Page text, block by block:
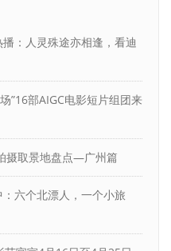
：人灵殊途亦相逢，看迪
”16部AIGC电影短片组团来
摄取景地盘点—广州篇
六个北漂人，一个小旅